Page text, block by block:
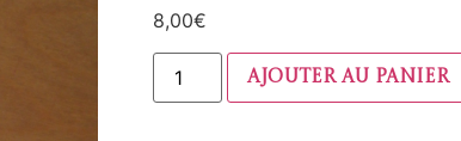
8,00€
Ajouter au panier